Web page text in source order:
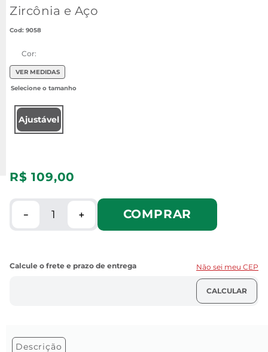
Zircônia e Aço
: 9058
Cor:
VER MEDIDAS
Ajustável
R$ 109,00
＋
－ COMPRAR
Não sei meu CEP
Descrição